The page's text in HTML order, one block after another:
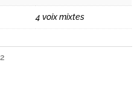
4 voix mixtes